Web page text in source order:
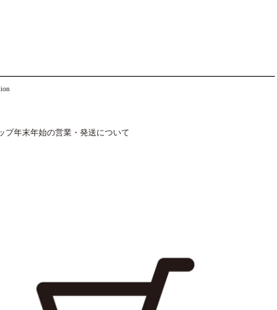
プ年末年始の営業・発送について